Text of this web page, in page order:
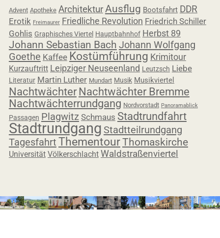
Advent Apotheke Architektur Ausflug Bootsfahrt DDR
Erotik Freimaurer Friedliche Revolution Friedrich Schiller
Gohlis Graphisches Viertel Hauptbahnhof Herbst 89
Johann Sebastian Bach Johann Wolfgang
Goethe Kaffee Kostümführung Krimitour
Kurzauftritt Leipziger Neuseenland Leutzsch Liebe
Literatur Martin Luther Mundart Musik Musikviertel
NachtwächterNachtwächter Bremme
Nachtwächterrundgang Nordvorstadt Panoramablick
Passagen Plagwitz Schmaus Stadtrundfahrt
Stadtrundgang Stadtteilrundgang
Tagesfahrt ThementourThomaskirche
Universität Völkerschlacht Waldstraßenviertel